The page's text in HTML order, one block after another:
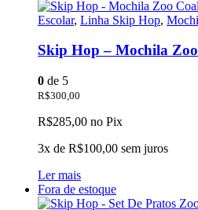
Escolar, Linha Skip Hop,
Skip Hop – Mochila
0 de 5
R$300,00
R$285,00 no Pix
3x de R$100,00 sem juros
Ler mais
Fora de estoque